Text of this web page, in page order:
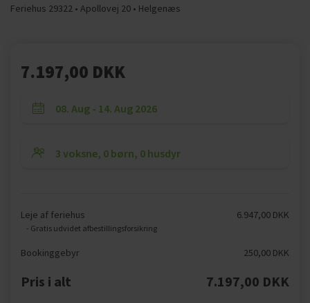
Feriehus 29322 • Apollovej 20 • Helgenæs
7.197,00 DKK
Leje af feriehus
- Gratis udvidet afbestillingsforsikring
6.947,00 DKK
Bookinggebyr 250,00 DKK
Pris i alt 7.197,00 DKK